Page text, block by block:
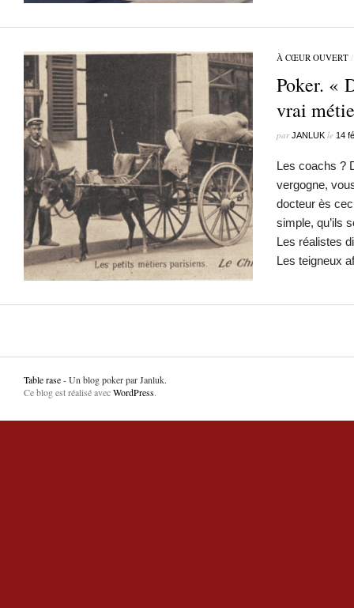
À CŒUR OUVERT
Poker. «
vrai
parJANLUK le 14
Les coachs ?
vergogne,
docteur ès
simple, qu’ils
Les réalistes
Les teigneux
Table rase- Un blog poker par Janluk.
Ce blog est réalisé avecWordPress.